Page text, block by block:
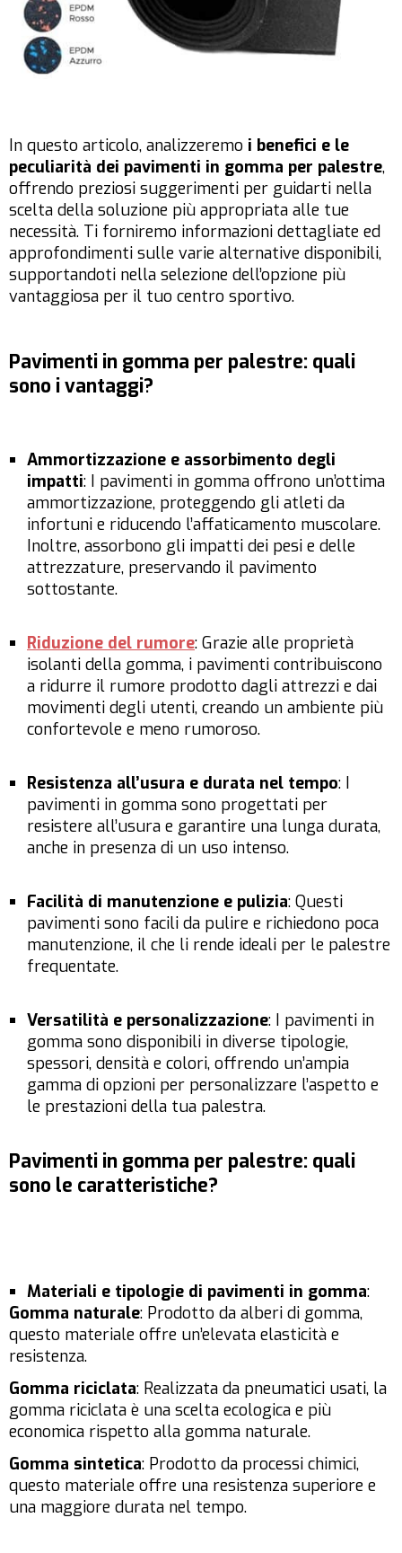
In questo articolo, analizzeremo i benefici e le
peculiarità dei pavimenti in gomma per palestre,
offrendo preziosi suggerimenti per guidarti nella
scelta della soluzione più appropriata alle tue
necessità. Ti forniremo informazioni dettagliate ed
approfondimenti sulle varie alternative disponibili,
supportandoti nella selezione dell’opzione più
vantaggiosa per il tuo centro sportivo.
Pavimenti in gomma per palestre: quali
sono i vantaggi?
Ammortizzazione e assorbimento degli
impatti: I pavimenti in gomma offrono un’ottima
ammortizzazione, proteggendo gli atleti da
infortuni e riducendo l’affaticamento muscolare.
Inoltre, assorbono gli impatti dei pesi e delle
attrezzature, preservando il pavimento
sottostante.
Riduzione del rumore: Grazie alle proprietà
isolanti della gomma, i pavimenti contribuiscono
a ridurre il rumore prodotto dagli attrezzi e dai
movimenti degli utenti, creando un ambiente più
confortevole e meno rumoroso.
Resistenza all’usura e durata nel tempo: I
pavimenti in gomma sono progettati per
resistere all’usura e garantire una lunga durata,
anche in presenza di un uso intenso.
Facilità di manutenzione e pulizia: Questi
pavimenti sono facili da pulire e richiedono poca
manutenzione, il che li rende ideali per le palestre
frequentate.
Versatilità e personalizzazione: I pavimenti in
gomma sono disponibili in diverse tipologie,
spessori, densità e colori, offrendo un’ampia
gamma di opzioni per personalizzare l’aspetto e
le prestazioni della tua palestra.
Pavimenti in gomma per palestre: quali
sono le caratteristiche?
Materiali e tipologie di pavimenti in gomma:
Gomma naturale: Prodotto da alberi di gomma,
questo materiale offre un’elevata elasticità e
resistenza.
Gomma riciclata: Realizzata da pneumatici usati, la
gomma riciclata è una scelta ecologica e più
economica rispetto alla gomma naturale.
Gomma sintetica: Prodotto da processi chimici,
questo materiale offre una resistenza superiore e
una maggiore durata nel tempo.